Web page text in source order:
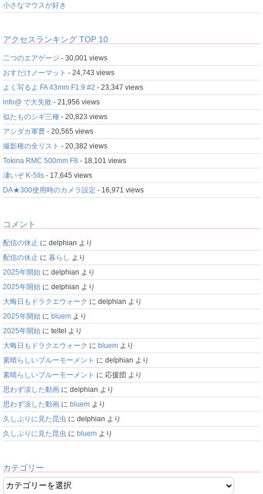
小さなマウスが好き
アクセスランキング TOP 10
二つのエアゲージ - 30,001 views
おすだけノーマット - 24,743 views
よく写るよ FA 43mm F1.9 #2 - 23,347 views
info@ で大失敗 - 21,956 views
似たものシギ三種 - 20,823 views
アシダカ軍曹 - 20,565 views
撮影種の全リスト - 20,382 views
Tokina RMC 500mm F8 - 18,101 views
凄いぞ K-5IIs - 17,645 views
DA★300使用時のカメラ設定 - 16,971 views
コメント
配信の休止 に delphian より
配信の休止 に 暮らし より
2025年開始 に delphian より
2025年開始 に delphian より
大晦日もドラクエウォーク に delphian より
2025年開始 に bluem より
2025年開始 に teltel より
大晦日もドラクエウォーク に bluem より
素晴らしいブルーモーメント に delphian より
素晴らしいブルーモーメント に 応援団 より
思わず涙した動画 に delphian より
思わず涙した動画 に bluem より
久しぶりに見た昆虫 に delphian より
久しぶりに見た昆虫 に bluem より
カテゴリー